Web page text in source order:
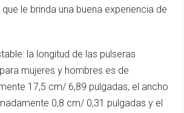
le brinda una buena experiencia de
la longitud de las pulseras
mujeres y hombres es de
17,5 cm/ 6,89 pulgadas, el ancho
0,8 cm/ 0,31 pulgadas y el